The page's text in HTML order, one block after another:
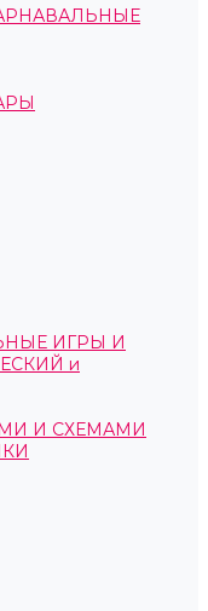
ИГРЫ И
и
И СХЕМАМИ